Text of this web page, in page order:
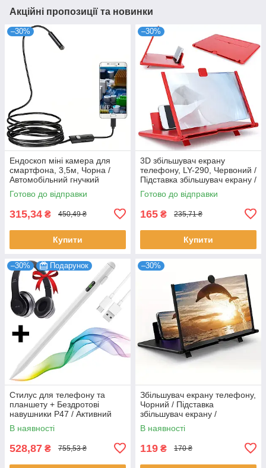
Акційні пропозиції та новинки
–30%
Ендоскоп міні камера для
смартфона, 3,5м, Чорна /
Автомобільний гнучкий
ендоскоп / Міні камера для
телефону
Готово до відправки
315,34 ₴ 450,49 ₴
Купити
–30%
3D збільшувач екрану
телефону, LY-290, Червоний /
Підставка збільшувач екрану /
Складний збільшувач для
екрану телефону
Готово до відправки
165 ₴ 235,71 ₴
Купити
–30% Подарунок
Стилус для телефону та
планшету + Бездротові
навушники P47 / Активний
стилус-ручка для малювання
В наявності
528,87 ₴ 755,53 ₴
–30%
Збільшувач екрану телефону,
Чорний / Підставка
збільшувач екрану /
Складний збільшувач для
екрану телефону
В наявності
119 ₴ 170 ₴